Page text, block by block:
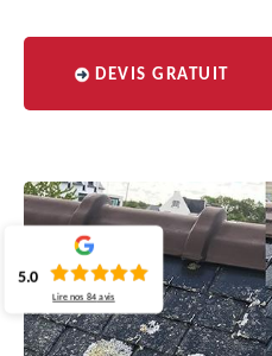
DEVIS GRATUIT
5.0
Lire nos84 avis